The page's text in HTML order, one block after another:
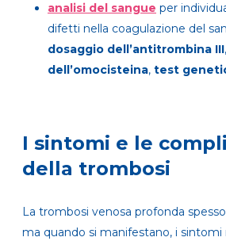
analisi del sangue per
difetti nella coagulazione del
dosaggio dell’antitrombina III,
dell’omocisteina, test
I sintomi e le
della trombosi
La trombosi venosa profonda
ma quando si manifestano, i sintomi